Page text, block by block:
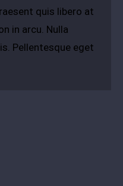
quis libero at
in arcu. Nulla
Pellentesque eget